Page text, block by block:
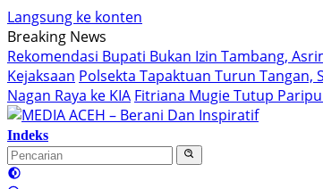
Langsung ke konten
Breaking News
Rekomendasi Bupati Bukan Izin Tambang,
Kejaksaan Polsekta Tapaktuan Turun Tangan,
Nagan Raya ke KIA Fitriana Mugie Tutup
Indeks